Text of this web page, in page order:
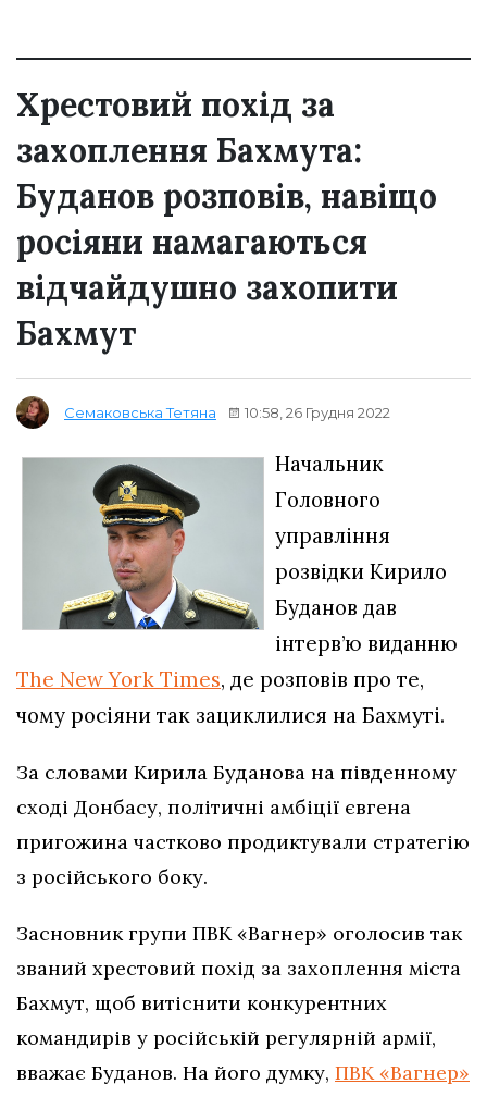
Хрестовий похід за
захоплення Бахмута:
Буданов розповів, навіщо
росіяни намагаються
відчайдушно захопити
Бахмут
Семаковська Тетяна 10:58, 26 Грудня 2022
Начальник
Головного
управління
розвідки Кирило
Буданов дав
інтерв’ю виданню
The New York Times, де розповів про те,
чому росіяни так зациклилися на Бахмуті.
За словами Кирила Буданова на південному
сході Донбасу, політичні амбіції євгена
пригожина частково продиктували стратегію
з російського боку.
Засновник групи ПВК «Вагнер» оголосив так
званий хрестовий похід за захоплення міста
Бахмут, щоб витіснити конкурентних
командирів у російській регулярній армії,
вважає Буданов. На його думку, ПВК «Вагнер»